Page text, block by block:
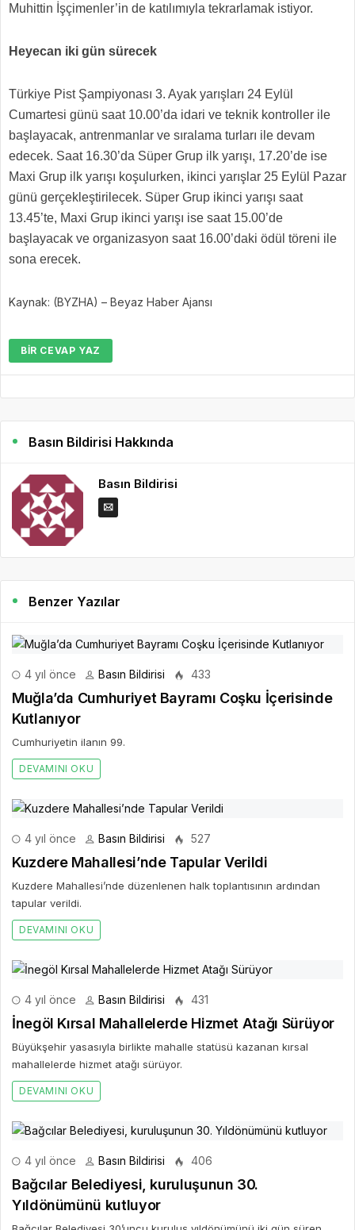
Muhittin İşçimenler’in de katılımıyla tekrarlamak istiyor.
Heyecan iki gün sürecek
Türkiye Pist Şampiyonası 3. Ayak yarışları 24 Eylül
Cumartesi günü saat 10.00’da idari ve teknik kontroller ile
başlayacak, antrenmanlar ve sıralama turları ile devam
edecek. Saat 16.30’da Süper Grup ilk yarışı, 17.20’de ise
Maxi Grup ilk yarışı koşulurken, ikinci yarışlar 25 Eylül Pazar
günü gerçekleştirilecek. Süper Grup ikinci yarışı saat
13.45’te, Maxi Grup ikinci yarışı ise saat 15.00’de
başlayacak ve organizasyon saat 16.00’daki ödül töreni ile
sona erecek.
Kaynak: (BYZHA) – Beyaz Haber Ajansı
BIR CEVAP YAZ
Basın Bildirisi Hakkında
Basın Bildirisi
Benzer Yazılar
4 yıl önce Basın Bildirisi 433
Muğla’da Cumhuriyet Bayramı Coşku İçerisinde
Kutlanıyor
Cumhuriyetin ilanın 99.
DEVAMINI OKU
4 yıl önce Basın Bildirisi 527
Kuzdere Mahallesi’nde Tapular Verildi
Kuzdere Mahallesi’nde düzenlenen halk toplantısının ardından
tapular verildi.
DEVAMINI OKU
4 yıl önce Basın Bildirisi 431
İnegöl Kırsal Mahallelerde Hizmet Atağı Sürüyor
Büyükşehir yasasıyla birlikte mahalle statüsü kazanan kırsal
mahallelerde hizmet atağı sürüyor.
DEVAMINI OKU
4 yıl önce Basın Bildirisi 406
Bağcılar Belediyesi, kuruluşunun 30.
Yıldönümünü kutluyor